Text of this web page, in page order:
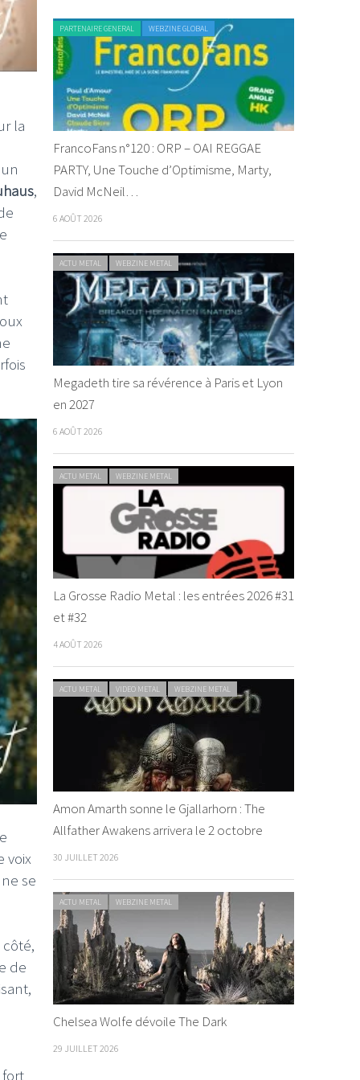
la
,
voix
se
de
fort
PARTENAIRE GENERAL WEBZINE GLOBAL
FrancoFans n°120 : ORP – OAI REGGAE
PARTY, Une Touche d’Optimisme, Marty,
David McNeil…
6 AOÛT 2026
ACTU METAL WEBZINE METAL
Megadeth tire sa révérence à Paris et Lyon
en 2027
6 AOÛT 2026
ACTU METAL WEBZINE METAL
La Grosse Radio Metal : les entrées 2026 #31
et #32
4 AOÛT 2026
ACTU METAL VIDEO METAL WEBZINE METAL
Amon Amarth sonne le Gjallarhorn : The
Allfather Awakens arrivera le 2 octobre
30 JUILLET 2026
ACTU METAL WEBZINE METAL
Chelsea Wolfe dévoile The Dark
29 JUILLET 2026